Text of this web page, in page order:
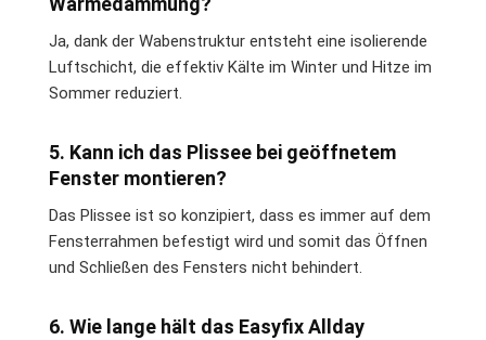
Ja, dank der Wabenstruktur entsteht eine isolierende
Luftschicht, die effektiv Kälte im Winter und Hitze im
Sommer reduziert.
5. Kann ich das Plissee bei geöffnetem
Fenster montieren?
Das Plissee ist so konzipiert, dass es immer auf dem
Fensterrahmen befestigt wird und somit das Öffnen
und Schließen des Fensters nicht behindert.
6. Wie lange hält das Easyfix Allday